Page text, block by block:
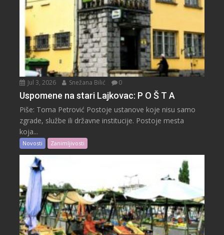
Jul 3, 2026 Snežana Bilić 0
Uspomene na stari Lajkovac: P O Š T A
Piše: Toma Petrović Postoje ustanove koje nisu samo
zgrade, službe ili državne institucije. Postoje mesta
koja...
Novosti Zanimljivosti